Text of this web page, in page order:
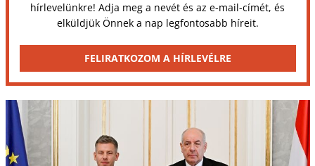
hírlevelünkre! Adja meg a nevét és az e-mail-címét, és
elküldjük Önnek a nap legfontosabb híreit.
FELIRATKOZOM A HÍRLEVÉLRE